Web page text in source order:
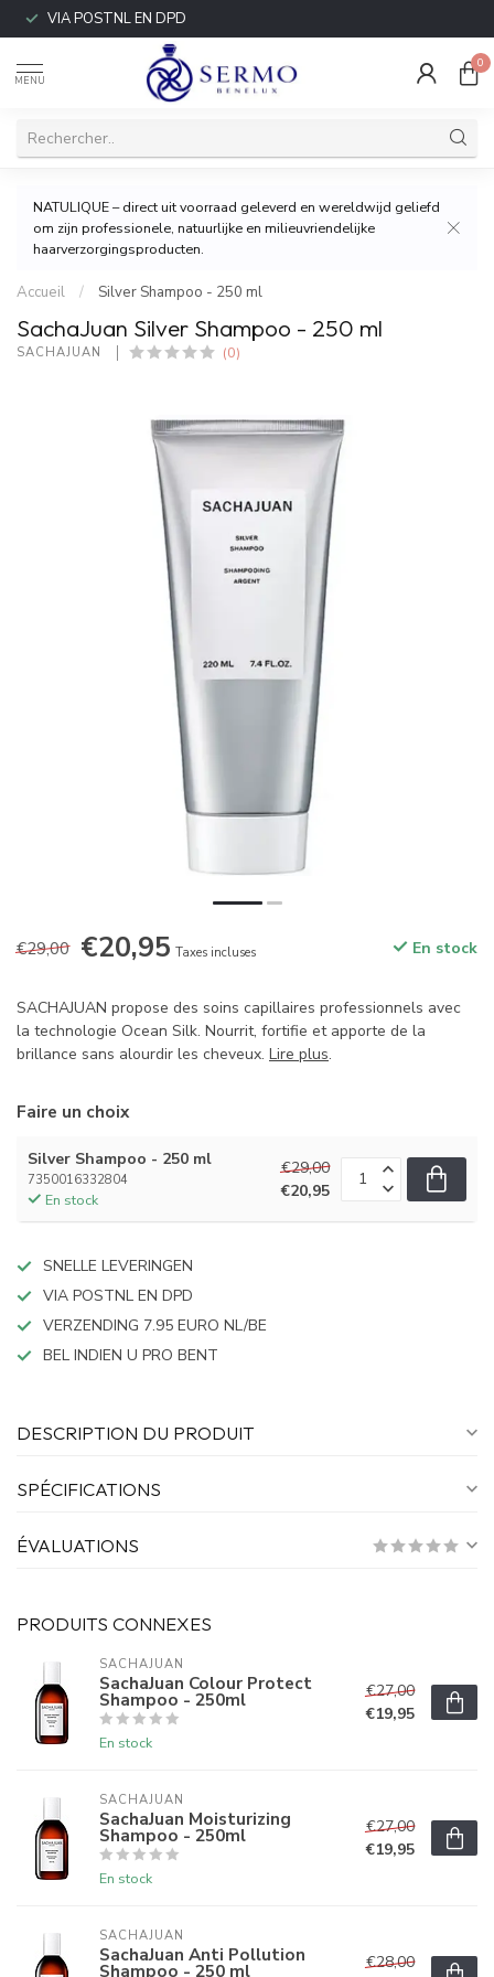
VIA POSTNL EN DPD
MENU
0
NATULIQUE – direct uit voorraad geleverd en wereldwijd geliefd
om zijn professionele, natuurlijke en milieuvriendelijke
haarverzorgingsproducten.
Accueil / Silver Shampoo - 250 ml
SachaJuan Silver Shampoo - 250 ml
SACHAJUAN (0)
€29,00 €20,95 Taxes incluses En stock
SACHAJUAN propose des soins capillaires professionnels avec
la technologie Ocean Silk. Nourrit, fortifie et apporte de la
brillance sans alourdir les cheveux. Lire plus.
Faire un choix
Silver Shampoo - 250 ml
7350016332804
En stock
€29,00
€20,95
SNELLE LEVERINGEN
VIA POSTNL EN DPD
VERZENDING 7.95 EURO NL/BE
BEL INDIEN U PRO BENT
DESCRIPTION DU PRODUIT
SPÉCIFICATIONS
ÉVALUATIONS
PRODUITS CONNEXES
SACHAJUAN
SachaJuan Colour Protect
Shampoo - 250ml
En stock
€27,00
€19,95
SACHAJUAN
SachaJuan Moisturizing
Shampoo - 250ml
En stock
€27,00
€19,95
SACHAJUAN
SachaJuan Anti Pollution
Shampoo - 250 ml
€28,00